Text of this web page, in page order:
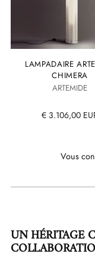
LAMPADAIRE
CHIMERA
ARTEMIDE
€ 3.106,00
Vous
UN HÉRITAGE